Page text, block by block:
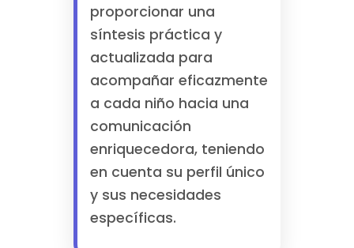
proporcionar una
síntesis práctica y
actualizada para
acompañar eficazmente
a cada niño hacia una
comunicación
enriquecedora, teniendo
en cuenta su perfil único
y sus necesidades
específicas.